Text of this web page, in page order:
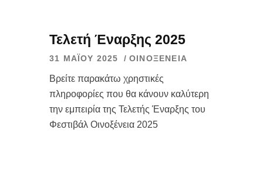
Τελετή Έναρξης 2025
31 ΜΑΪ́ΟΥ 2025 ΟΙΝΟΞΈΝΕΙΑ
Βρείτε παρακάτω χρηστικές
πληροφορίες που θα κάνουν καλύτερη
την εμπειρία της Τελετής Έναρξης του
Φεστιβάλ Οινοξένεια 2025